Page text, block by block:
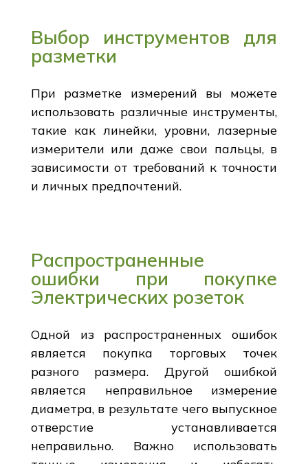
Выбор инструментов для
разметки
При разметке измерений вы можете
использовать различные инструменты,
такие как линейки, уровни, лазерные
измерители или даже свои пальцы, в
зависимости от требований к точности
и личных предпочтений.
Распространенные
ошибки при покупке
Электрических розеток
Одной из распространенных ошибок
является покупка торговых точек
разного размера. Другой ошибкой
является неправильное измерение
диаметра, в результате чего выпускное
отверстие устанавливается
неправильно. Важно использовать